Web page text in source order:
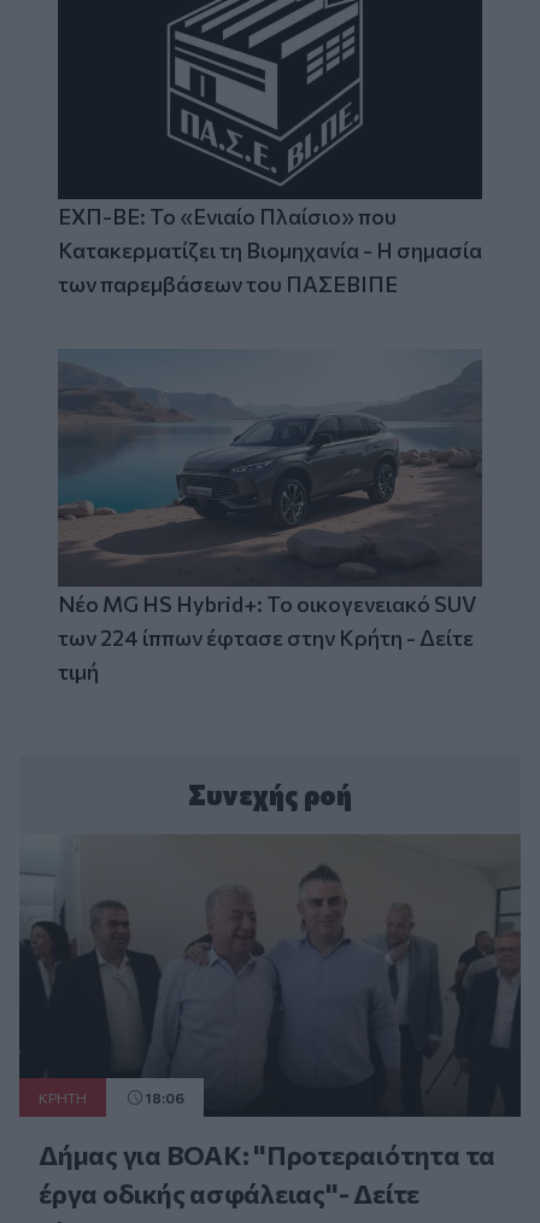
ΕΧΠ-ΒΕ: Το «Ενιαίο Πλαίσιο» που
Κατακερματίζει τη Βιομηχανία - Η σημασία
των παρεμβάσεων του ΠΑΣΕΒΙΠΕ
Νέο MG HS Hybrid+: Το οικογενειακό SUV
των 224 ίππων έφτασε στην Κρήτη - Δείτε
τιμή
Συνεχής ροή
ΚΡΗΤΗ 18:06
Δήμας για ΒΟΑΚ: "Προτεραιότητα τα
έργα οδικής ασφάλειας"- Δείτε